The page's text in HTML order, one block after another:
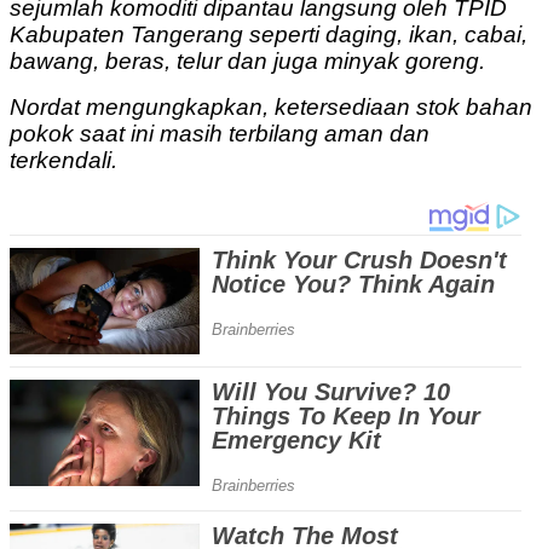
sejumlah komoditi dipantau langsung oleh TPID
Kabupaten Tangerang seperti daging, ikan, cabai,
bawang, beras, telur dan juga minyak goreng.
Nordat mengungkapkan, ketersediaan stok bahan
pokok saat ini masih terbilang aman dan
terkendali.